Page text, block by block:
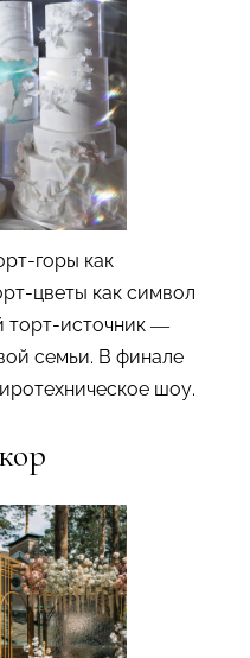
горы как
цветы как символ
торт-источник —
семьи. В финале
шоу.